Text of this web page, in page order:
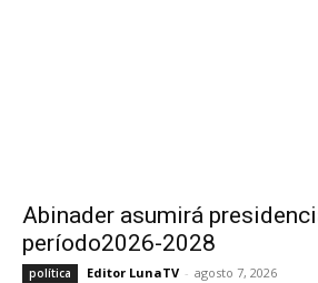
Abinader asumirá
período2026-2028
política Editor LunaTV - agosto 7, 2026